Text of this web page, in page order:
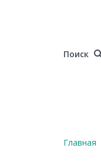
Поиск
Главная